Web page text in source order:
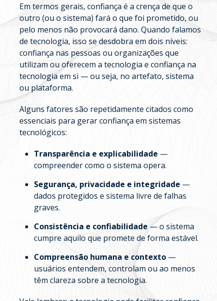
Em termos gerais, confiança é a crença de que o
outro (ou o sistema) fará o que foi prometido, ou
pelo menos não provocará dano. Quando falamos
de tecnologia, isso se desdobra em dois níveis:
confiança nas pessoas ou organizações que
utilizam ou oferecem a tecnologia e confiança na
tecnologia em si — ou seja, no artefato, sistema
ou plataforma.
Alguns fatores são repetidamente citados como
essenciais para gerar confiança em sistemas
tecnológicos:
Transparência e explicabilidade —
compreender como o sistema opera.
Segurança, privacidade e integridade —
dados protegidos e sistema livre de falhas
graves.
Consistência e confiabilidade — o sistema
cumpre aquilo que promete de forma estável.
Compreensão humana e contexto —
usuários entendem, controlam ou ao menos
têm clareza sobre a tecnologia.